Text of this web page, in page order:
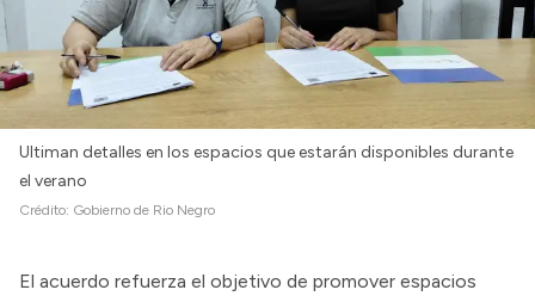
Ultiman detalles en los espacios que estarán disponibles durante
el verano
Crédito: Gobierno de Rio Negro
El acuerdo refuerza el objetivo de promover espacios